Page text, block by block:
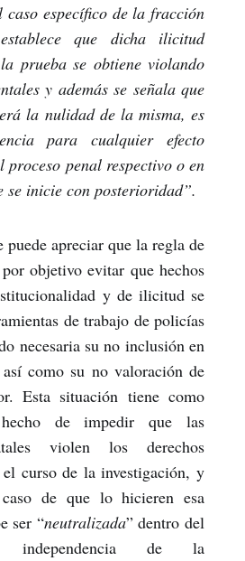
específico de la fracción
que dicha ilicitud
prueba se obtiene violando
y además se señala que
la nulidad de la misma, es
para cualquier efecto
penal respectivo o en
se inicie con posterioridad”.
apreciar que la regla de
objetivo evitar que hechos
y de ilicitud se
de trabajo de policías
necesaria su no inclusión en
como su no valoración de
Esta situación tiene como
de impedir que las
violen los derechos
el curso de la investigación, y
de que lo hicieren esa
ser “neutralizada” dentro del
independencia de la